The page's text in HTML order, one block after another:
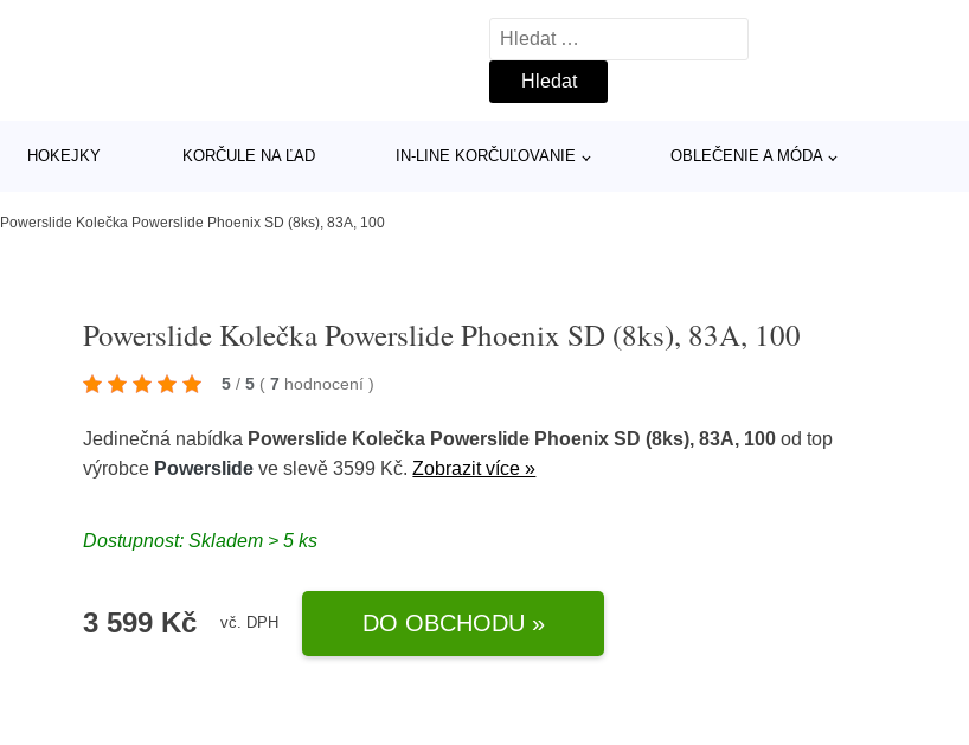
Vyhledávání
HOKEJKY KORČULE NA ĽAD IN-LINE KORČUĽOVANIE OBLEČENIE A MÓDA
Powerslide Kolečka Powerslide Phoenix SD (8ks), 83A, 100
Powerslide Kolečka Powerslide Phoenix SD (8ks), 83A, 100
5 / 5 ( 7 hodnocení)
Jedinečná nabídka Powerslide Kolečka Powerslide Phoenix SD (8ks), 83A, 100 od top
výrobce Powerslide ve slevě 3599 Kč.Zobrazit více »
Dostupnost: Skladem > 5 ks
3 599 Kč vč. DPH DO OBCHODU »